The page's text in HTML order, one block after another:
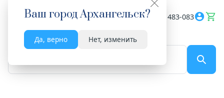
Ваш городАрхангельск?
Да, верно Нет, изменить
Весь сайт 8182 483-083